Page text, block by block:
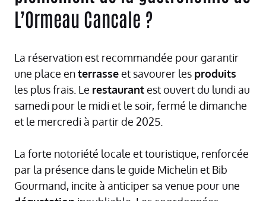
L’Ormeau Cancale ?
La réservation est recommandée pour garantir
une place enterrasseet savourer les produits
les plus frais. Le restaurantest ouvert du lundi au
samedi pour le midi et le soir, fermé le dimanche
et le mercredi à partir de 2025.
La forte notoriété locale et touristique, renforcée
par la présence dans le guide Michelin et Bib
Gourmand, incite à anticiper sa venue pour une